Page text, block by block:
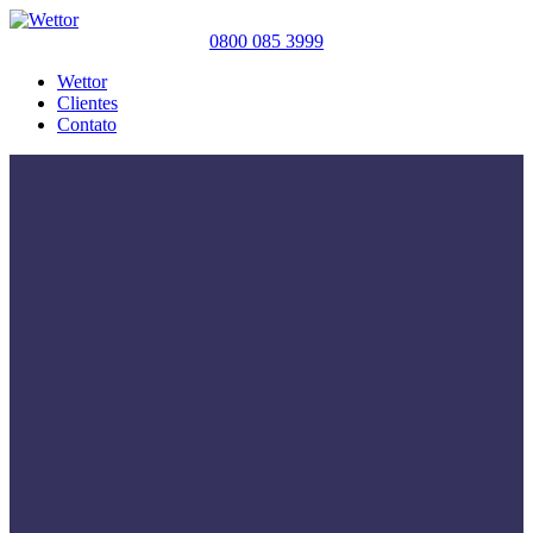
0800 085 3999
Wettor
Clientes
Contato